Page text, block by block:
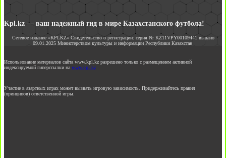
Kpl.kz — ваш надежный гид в мире Казахстанского футбола!
Сетевое издание «KPLKZ» Свидетельство о регистрации: серия № KZ11VPY00109441 выдано
09.01.2025 Министерством культуры и информации Республики Казахстан.
Использование материалов сайта www.kpl.kz разрешено только с размещением активной
индексируемой гиперссылки на www.kpl.kz
Участие в азартных играх может вызвать игровую зависимость. Придерживайтесь правил
(принципов) ответственной игры.